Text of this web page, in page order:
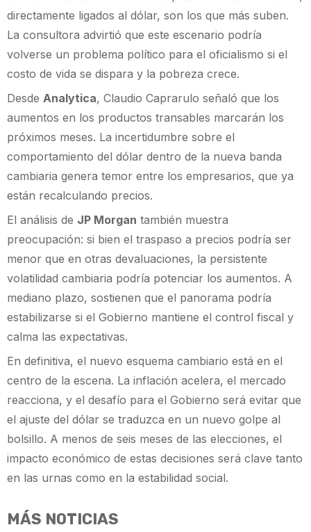
directamente ligados al dólar, son los que más suben.
La consultora advirtió que este escenario podría
volverse un problema político para el oficialismo si el
costo de vida se dispara y la pobreza crece.
Desde Analytica, Claudio Caprarulo señaló que los
aumentos en los productos transables marcarán los
próximos meses. La incertidumbre sobre el
comportamiento del dólar dentro de la nueva banda
cambiaria genera temor entre los empresarios, que ya
están recalculando precios.
El análisis de JP Morgan también muestra
preocupación: si bien el traspaso a precios podría ser
menor que en otras devaluaciones, la persistente
volatilidad cambiaria podría potenciar los aumentos. A
mediano plazo, sostienen que el panorama podría
estabilizarse si el Gobierno mantiene el control fiscal y
calma las expectativas.
En definitiva, el nuevo esquema cambiario está en el
centro de la escena. La inflación acelera, el mercado
reacciona, y el desafío para el Gobierno será evitar que
el ajuste del dólar se traduzca en un nuevo golpe al
bolsillo. A menos de seis meses de las elecciones, el
impacto económico de estas decisiones será clave tanto
en las urnas como en la estabilidad social.
MÁS NOTICIAS